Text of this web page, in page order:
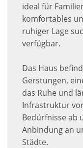
ideal für
komfortables
ruhiger Lage
verfügbar.
Das Haus
Gerstungen,
das Ruhe und
Infrastruktur
Bedürfnisse ab
Anbindung an
Städte.